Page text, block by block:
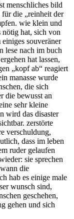
menschliches bild
für die „reinheit der
wie klein und
nötig hat, sich von
souveräner
lese nach im buch
hat lassen,
„kopf ab“ reagiert
manasse wurde
die sich
die bewusst an
sehr kleine
wird das disaster
zerstörte
verschuldung,
dass im leben
ruder gelaufen
sie sprechen
die
hab es einige male
wunsch sind,
geschehen,
gehen und sich